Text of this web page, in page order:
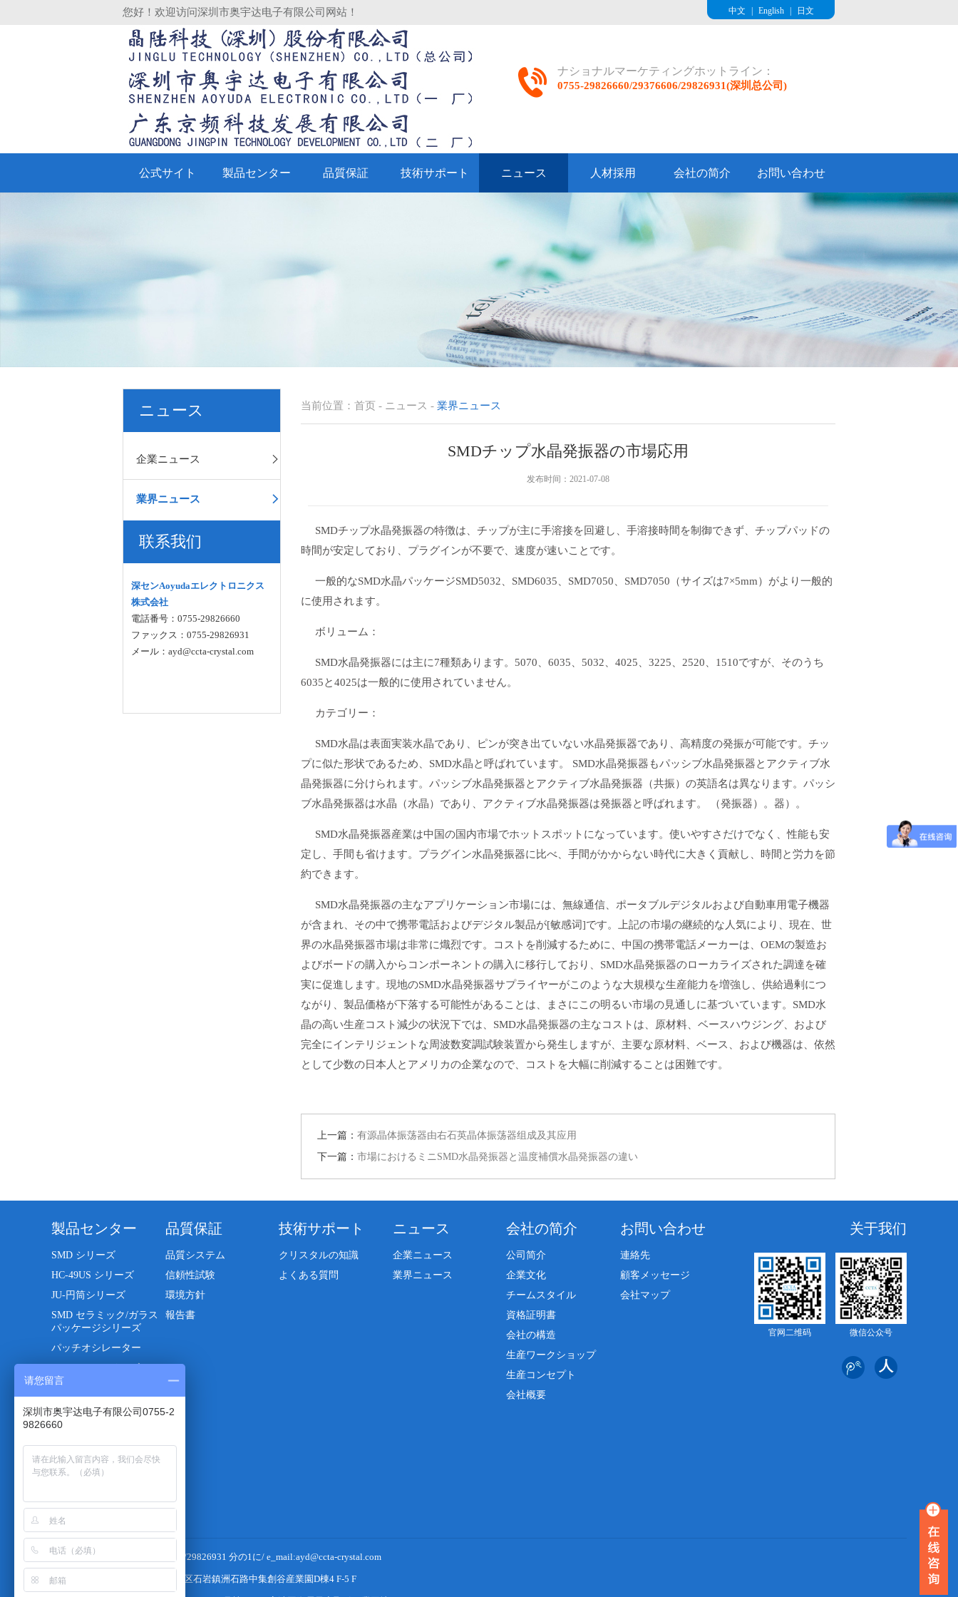
您好！欢迎访问深圳市奥宇达电子有限公司网站！ 中文 English 日文
ナショナルマーケティングホットライン：
0755-29826660/29376606/29826931(深圳总公司)
公式サイト 製品センター 品質保証 技術サポート ニュース 人材採用 会社の简介 お問い合わせ
当前位置： 首页 - ニュース - 業界ニュース
SMDチップ水晶発振器の市場応用
发布时间：2021-07-08
SMDチップ水晶発振器の特徴は、チップが主に手溶接を回避し、手溶接時間を制御できず、チップパッドの
時間が安定しており、プラグインが不要で、速度が速いことです。
一般的なSMD水晶パッケージSMD5032、SMD6035、SMD7050、SMD7050（サイズは7×5mm）がより一般的
に使用されます。
ボリューム：
SMD水晶発振器には主に7種類あります。5070、6035、5032、4025、3225、2520、1510ですが、そのうち
6035と4025は一般的に使用されていません。
カテゴリー：
SMD水晶は表面実装水晶であり、ピンが突き出ていない水晶発振器であり、高精度の発振が可能です。チッ
プに似た形状であるため、SMD水晶と呼ばれています。 SMD水晶発振器もパッシブ水晶発振器とアクティブ水
晶発振器に分けられます。パッシブ水晶発振器とアクティブ水晶発振器（共振）の英語名は異なります。パッシ
ブ水晶発振器は水晶（水晶）であり、アクティブ水晶発振器は発振器と呼ばれます。 （発振器）。器）。
SMD水晶発振器産業は中国の国内市場でホットスポットになっています。使いやすさだけでなく、性能も安
定し、手間も省けます。プラグイン水晶発振器に比べ、手間がかからない時代に大きく貢献し、時間と労力を節
約できます。
SMD水晶発振器の主なアプリケーション市場には、無線通信、ポータブルデジタルおよび自動車用電子機器
が含まれ、その中で携帯電話およびデジタル製品が[敏感词]です。上記の市場の継続的な人気により、現在、世
界の水晶発振器市場は非常に熾烈です。コストを削減するために、中国の携帯電話メーカーは、OEMの製造お
よびボードの購入からコンポーネントの購入に移行しており、SMD水晶発振器のローカライズされた調達を確
実に促進します。現地のSMD水晶発振器サプライヤーがこのような大規模な生産能力を増強し、供給過剰につ
ながり、製品価格が下落する可能性があることは、まさにこの明るい市場の見通しに基づいています。SMD水
晶の高い生産コスト減少の状況下では、SMD水晶発振器の主なコストは、原材料、ベースハウジング、および
完全にインテリジェントな周波数変調試験装置から発生しますが、主要な原材料、ベース、および機器は、依然
として少数の日本人とアメリカの企業なので、コストを大幅に削減することは困難です。
上一篇：有源晶体振荡器由右石英晶体振荡器组成及其应用
下一篇：市場におけるミニSMD水晶発振器と温度補償水晶発振器の違い
ニュース
企業ニュース
業界ニュース
联系我们
深センAoyudaエレクトロニクス
株式会社
電話番号：0755-29826660
ファックス：0755-29826931
メール：ayd@ccta-crystal.com
製品センター
SMD シリーズ
HC-49US シリーズ
JU-円筒シリーズ
SMD セラミック/ガラス
パッケージシリーズ
パッチオシレーター
DIP-CXO/VCXO水晶発
モノリシッククリスタル
セラミック共振器シリー
ズ
水晶ウエハ切断プロセス
品質保証
品質システム
信頼性試験
環境方針
報告書
技術サポート
クリスタルの知識
よくある質問
ニュース
企業ニュース
業界ニュース
会社の简介
公司简介
企業文化
チームスタイル
資格証明書
会社の構造
生産ワークショップ
生産コンセプト
会社概要
お問い合わせ
連絡先
顧客メッセージ
会社マップ
关于我们
微信公众号
官网二维码
電話は0755-29826660 29376606/29826931 分の1に/ e_mail:ayd@ccta-crystal.com
本社/分工場住所：深セン市宝安区石岩鎮洲石路中集創谷産業園D棟4 F-5 F
请您留言
深圳市奥宇达电子有限公司0755-2
9826660